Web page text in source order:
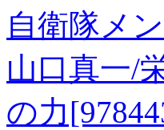
自衛隊メ
山口真一/
の力